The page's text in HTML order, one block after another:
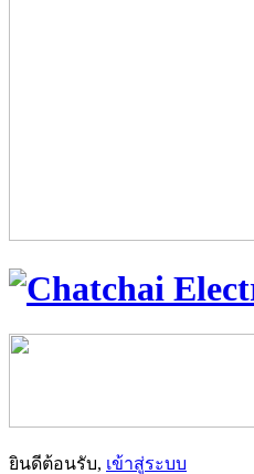
ยินดีต้อนรับ, เข้าสู่ระบบ